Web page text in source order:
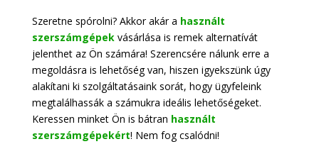
Szeretne spórolni? Akkor akár a használt
szerszámgépekvásárlása is remek alternatívát
jelenthet az Ön számára! Szerencsére nálunk erre a
megoldásra is lehetőség van, hiszen igyekszünk úgy
alakítani ki szolgáltatásaink sorát, hogy ügyfeleink
megtalálhassák a számukra ideális lehetőségeket.
Keressen minket Ön is bátran használt
szerszámgépekért! Nem fog csalódni!